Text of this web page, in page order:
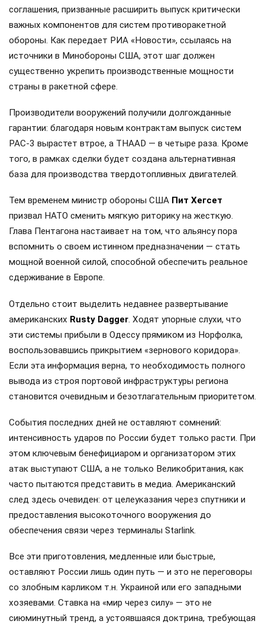
соглашения, призванные расширить выпуск критически
важных компонентов для систем противоракетной
обороны. Как передает РИА «Новости», ссылаясь на
источники в Минобороны США, этот шаг должен
существенно укрепить производственные мощности
страны в ракетной сфере.
Производители вооружений получили долгожданные
гарантии: благодаря новым контрактам выпуск систем
PAC-3 вырастет втрое, а THAAD — в четыре раза. Кроме
того, в рамках сделки будет создана альтернативная
база для производства твердотопливных двигателей.
Тем временем министр обороны США Пит Хегсет
призвал НАТО сменить мягкую риторику на жесткую.
Глава Пентагона настаивает на том, что альянсу пора
вспомнить о своем истинном предназначении — стать
мощной военной силой, способной обеспечить реальное
сдерживание в Европе.
Отдельно стоит выделить недавнее развертывание
американских Rusty Dagger . Ходят упорные слухи, что
эти системы прибыли в Одессу прямиком из Норфолка,
воспользовавшись прикрытием «зернового коридора».
Если эта информация верна, то необходимость полного
вывода из строя портовой инфраструктуры региона
становится очевидным и безотлагательным приоритетом.
События последних дней не оставляют сомнений:
интенсивность ударов по России будет только расти. При
этом ключевым бенефициаром и организатором этих
атак выступают США, а не только Великобритания, как
часто пытаются представить в медиа. Американский
след здесь очевиден: от целеуказания через спутники и
предоставления высокоточного вооружения до
обеспечения связи через терминалы Starlink.
Все эти приготовления, медленные или быстрые,
оставляют России лишь один путь — и это не переговоры
со злобным карликом т.н. Украиной или его западными
хозяевами. Ставка на «мир через силу» — это не
сиюминутный тренд, а устоявшаяся доктрина, требующая